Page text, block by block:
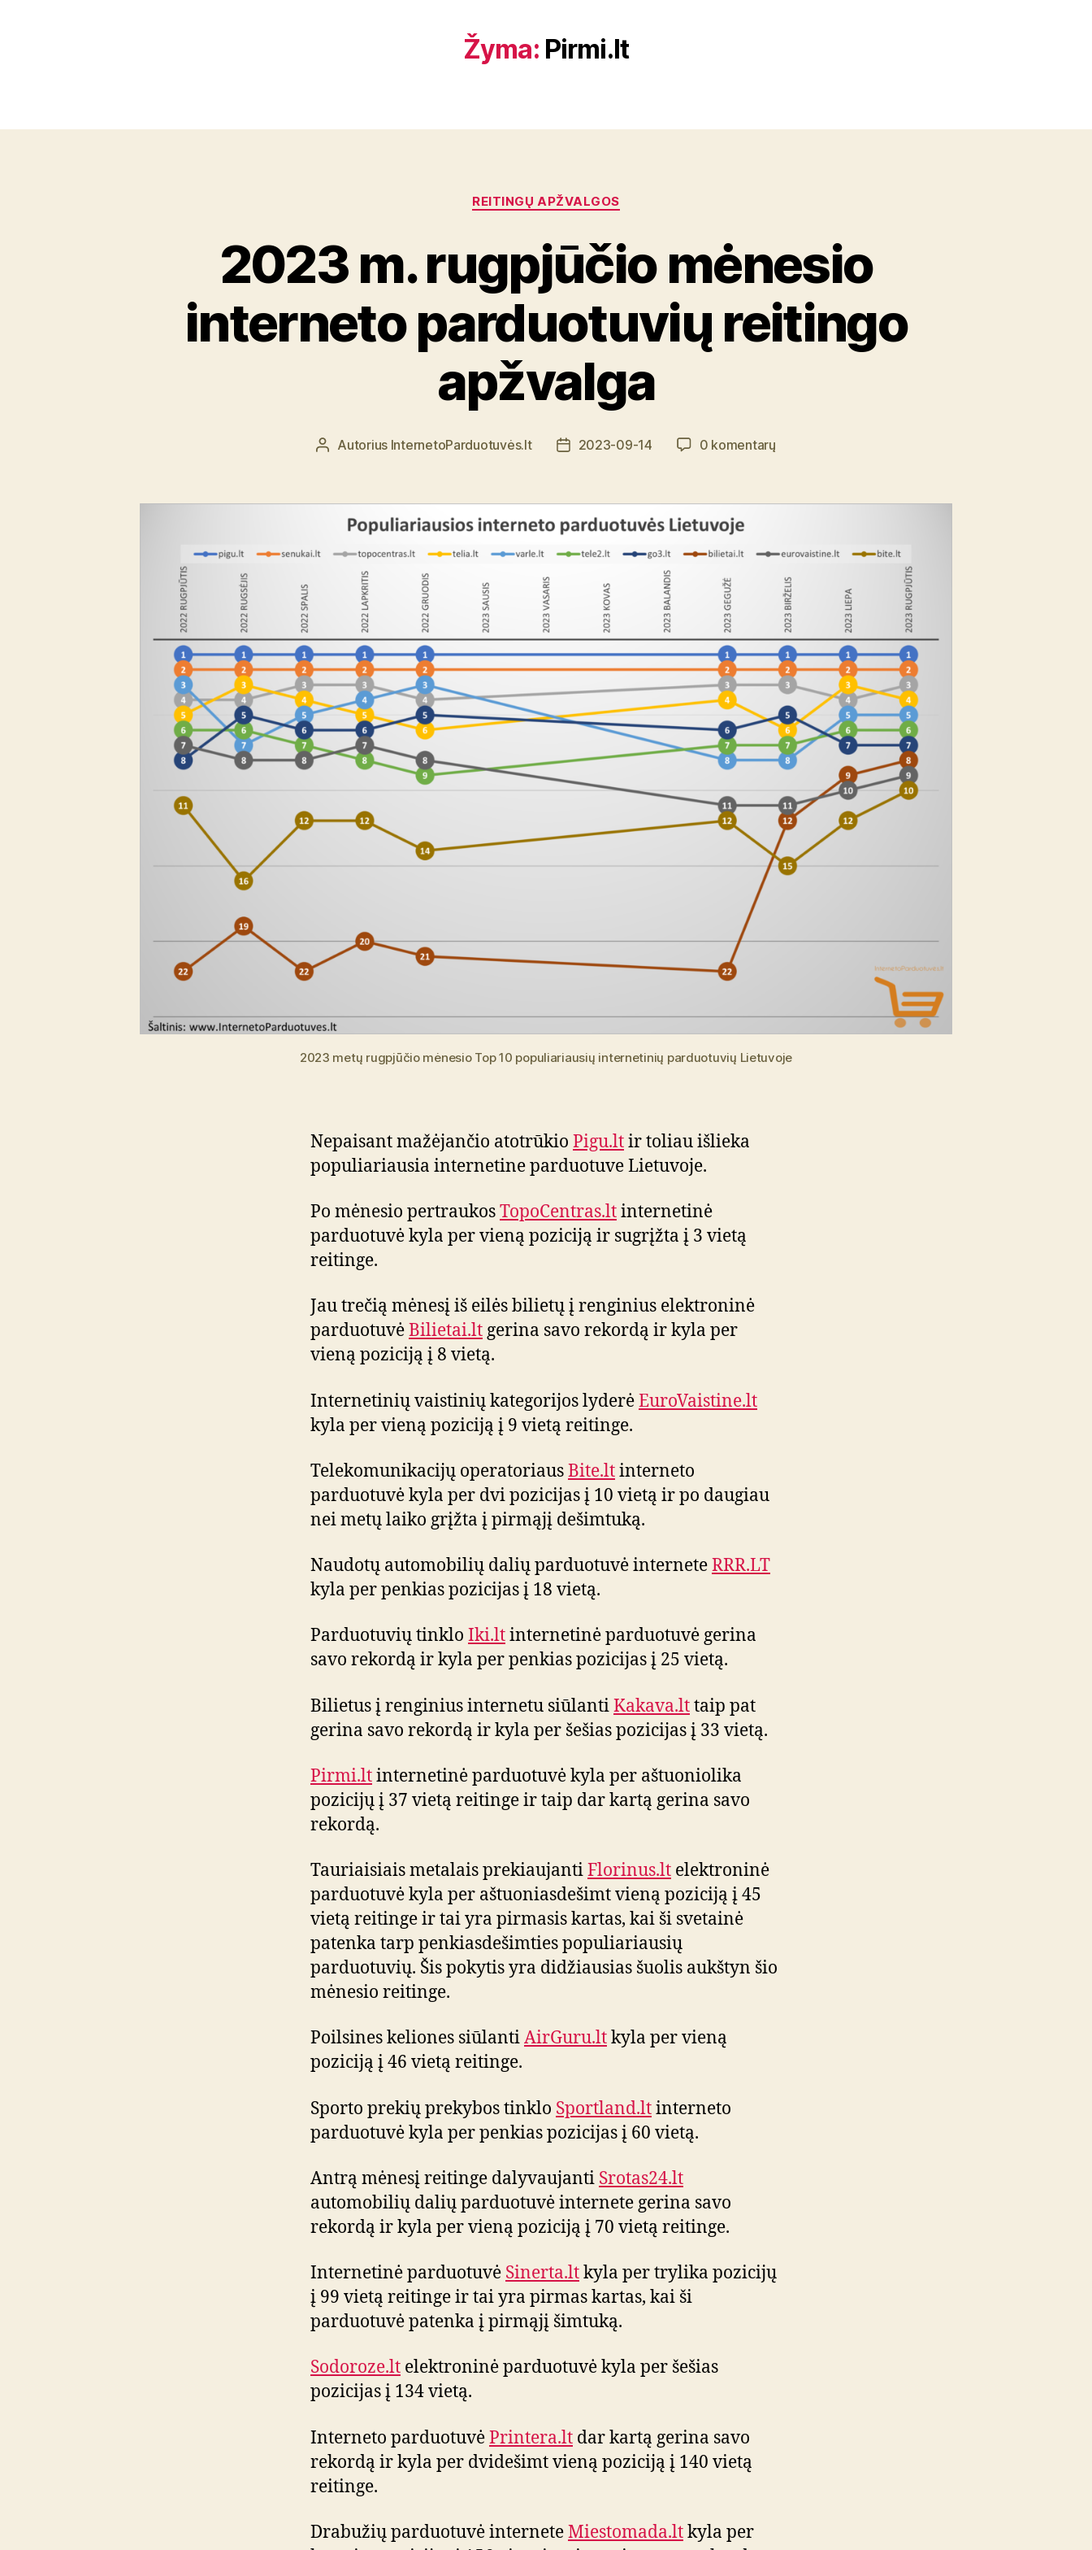
Žyma: Pirmi.lt
Kategorijos
REITINGŲ APŽVALGOS
2023 m. rugpjūčio mėnesio
interneto parduotuvių reitingo
apžvalga
ĮrašoAutorius InternetoParduotuvės.lt
Įrašo2023-09-14 0 komentarųįraše
rugpjūčio
parduotuvių
reitingo
apžvalga
2023 metų rugpjūčio mėnesio Top 10 populiariausių internetinių parduotuvių Lietuvoje
Nepaisant mažėjančio atotrūkio Pigu.ltir toliau išlieka
populiariausia internetine parduotuve Lietuvoje.
Po mėnesio pertraukosTopoCentras.ltinternetinė
parduotuvė kyla per vieną poziciją ir sugrįžta į 3 vietą
reitinge.
Jau trečią mėnesį iš eilės bilietų į renginius elektroninė
parduotuvėBilietai.lt gerina savo rekordą ir kyla per
vieną poziciją į 8 vietą.
Internetinių vaistinių kategorijos lyderėEuroVaistine.lt
kyla per vieną poziciją į 9 vietą reitinge.
Telekomunikacijų operatoriausBite.ltinterneto
parduotuvė kyla per dvi pozicijas į 10 vietą ir po daugiau
nei metų laiko grįžta į pirmąjį dešimtuką.
Naudotų automobilių dalių parduotuvė interneteRRR.LT
kyla per penkias pozicijas į 18 vietą.
Parduotuvių tinklo Iki.ltinternetinė parduotuvė gerina
savo rekordą ir kyla per penkias pozicijas į 25 vietą.
Bilietus į renginius internetu siūlantiKakava.lttaip pat
gerina savo rekordą ir kyla per šešias pozicijas į 33 vietą.
Pirmi.ltinternetinė parduotuvė kyla per aštuoniolika
pozicijų į 37 vietą reitinge ir taip dar kartą gerina savo
rekordą.
Tauriaisiais metalais prekiaujantiFlorinus.lt elektroninė
parduotuvė kyla per aštuoniasdešimt vieną poziciją į 45
vietą reitinge ir tai yra pirmasis kartas, kai ši svetainė
patenka tarp penkiasdešimties populiariausių
parduotuvių. Šis pokytis yra didžiausias šuolis aukštyn šio
mėnesio reitinge.
Poilsines keliones siūlantiAirGuru.ltkyla per vieną
poziciją į 46 vietą reitinge.
Sporto prekių prekybos tinklo Sportland.ltinterneto
parduotuvė kyla per penkias pozicijas į 60 vietą.
Antrą mėnesį reitinge dalyvaujanti Srotas24.lt
automobilių dalių parduotuvė internete gerina savo
rekordą ir kyla per vieną poziciją į 70 vietą reitinge.
Internetinė parduotuvė Sinerta.ltkyla per trylika pozicijų
į 99 vietą reitinge ir tai yra pirmas kartas, kai ši
parduotuvė patenka į pirmąjį šimtuką.
Sodoroze.lt elektroninė parduotuvė kyla per šešias
pozicijas į 134 vietą.
Interneto parduotuvėPrintera.lt dar kartą gerina savo
rekordą ir kyla per dvidešimt vieną poziciją į 140 vietą
reitinge.
Drabužių parduotuvė interneteMiestomada.ltkyla per